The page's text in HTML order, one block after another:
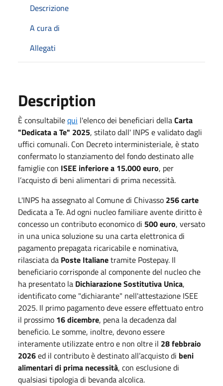
Descrizione
A cura di
Allegati
Description
È consultabilequi l'elenco dei beneficiari dellaCarta
"Dedicata a Te" 2025, stilato dall' INPS e validato dagli
uffici comunali. Con Decreto interministeriale, è stato
confermato lo stanziamento del fondo destinato alle
famiglie con ISEE inferiore a 15.000 euro, per
l’acquisto di beni alimentari di prima necessità.
L'INPS ha assegnato al Comune di Chivasso 256 carte
Dedicata a Te. Ad ogni nucleo familiare avente diritto è
concesso un contributo economico di 500 euro, versato
in una unica soluzione su una carta elettronica di
pagamento prepagata ricaricabile e nominativa,
rilasciata da Poste Italianetramite Postepay. Il
beneficiario corrisponde al componente del nucleo che
ha presentato la Dichiarazione Sostitutiva Unica,
identificato come "dichiarante" nell'attestazione ISEE
2025. Il primo pagamento deve essere effettuato entro
il prossimo 16 dicembre, pena la decadenza dal
beneficio. Le somme, inoltre, devono essere
interamente utilizzate entro e non oltre il 28 febbraio
2026ed il contributo è destinato all’acquisto di beni
alimentari di prima necessità, con esclusione di
qualsiasi tipologia di bevanda alcolica.